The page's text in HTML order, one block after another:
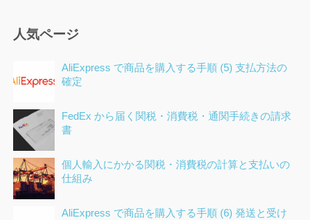
人気ページ
AliExpress で商品を購入する手順 (5) 支払方法の
確定
FedEx から届く関税・消費税・通関手続きの請求
書
個人輸入にかかる関税・消費税の計算と支払いの
仕組み
AliExpress で商品を購入する手順 (6) 発送と受け